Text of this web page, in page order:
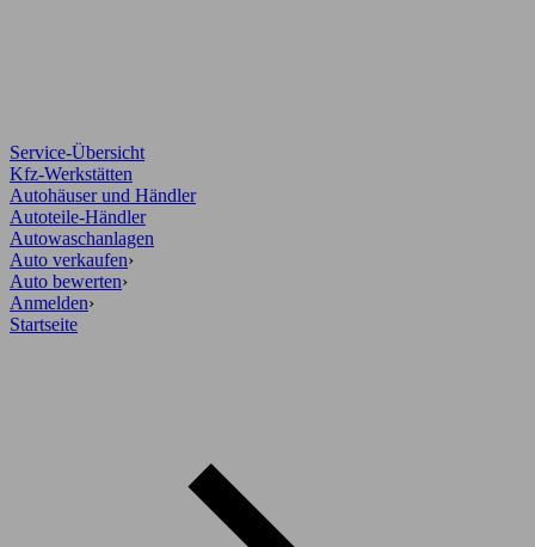
Service-Übersicht
Kfz-Werkstätten
Autohäuser und Händler
Autoteile-Händler
Autowaschanlagen
Auto verkaufen›
Auto bewerten›
Anmelden›
Startseite